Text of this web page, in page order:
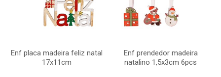
Enf placa madeira feliz natal
17x11cm
Enf prendedor madeira
natalino 1,5x3cm 6pcs